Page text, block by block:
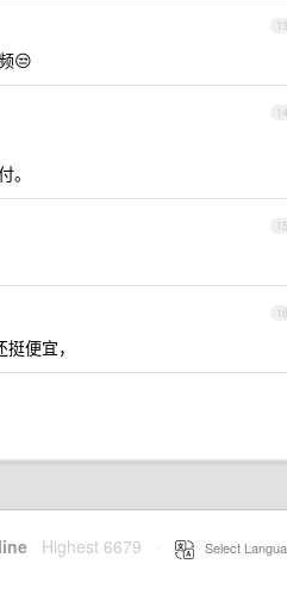
13
😒
14
15
16
便宜，
Highest 6679 Select